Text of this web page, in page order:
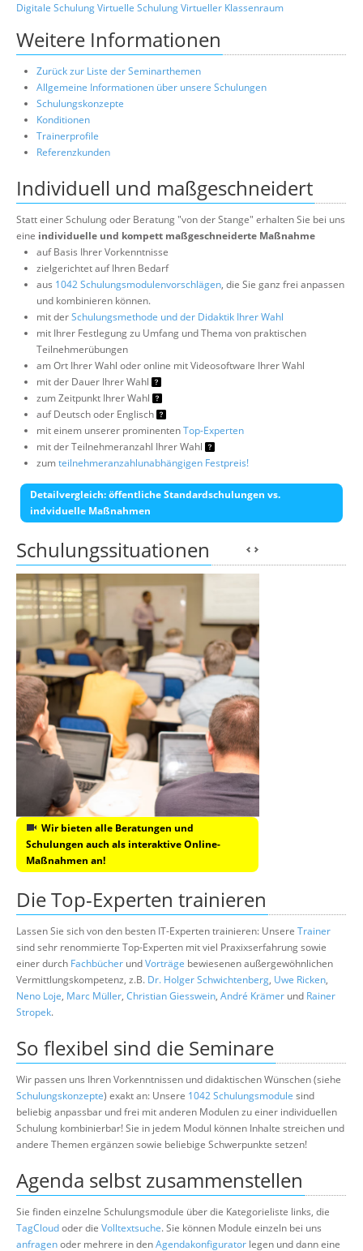
Digitale SchulungVirtuelle SchulungVirtueller Klassenraum
Weitere Informationen
Zurück zur Liste der Seminarthemen
Allgemeine Informationen über unsere Schulungen
Schulungskonzepte
Konditionen
Trainerprofile
Referenzkunden
Individuell und maßgeschneidert
Statt einer Schulung oder Beratung "von der Stange" erhalten Sie bei uns
eine individuelle und kompett maßgeschneiderte Maßnahme
auf Basis Ihrer Vorkenntnisse
zielgerichtet auf Ihren Bedarf
aus 1042 Schulungsmodulenvorschlägen, die Sie ganz frei anpassen
und kombinieren können.
mit derSchulungsmethode und der Didaktik Ihrer Wahl
mit Ihrer Festlegung zu Umfang und Thema von praktischen
Teilnehmerübungen
am Ort Ihrer Wahl oder online mit Videosoftware Ihrer Wahl
mit der Dauer Ihrer Wahl
zum Zeitpunkt Ihrer Wahl
auf Deutsch oder Englisch
mit einem unserer prominentenTop-Experten
mit der Teilnehmeranzahl Ihrer Wahl
zumteilnehmeranzahlunabhängigen Festpreis!
Detailvergleich: öffentliche Standardschulungen vs.
indviduelle Maßnahmen
Schulungssituationen
Wir bieten alle Beratungen und
Schulungen auch als interaktive Online-
Maßnahmen an!
Die Top-Experten trainieren
Lassen Sie sich von den besten IT-Experten trainieren: Unsere Trainer
sind sehr renommierte Top-Experten mit viel Praxixserfahrung sowie
einer durch Fachbücher undVorträge bewiesenen außergewöhnlichen
Vermittlungskompetenz, z.B. Dr. Holger Schwichtenberg, Uwe Ricken,
Neno Loje, Marc Müller, Christian Giesswein, André Krämer und Rainer
Stropek.
So flexibel sind die Seminare
Wir passen uns Ihren Vorkenntnissen und didaktischen Wünschen (siehe
Schulungskonzepte) exakt an: Unsere 1042 Schulungsmodule sind
beliebig anpassbar und frei mit anderen Modulen zu einer individuellen
Schulung kombinierbar! Sie in jedem Modul können Inhalte streichen und
andere Themen ergänzen sowie beliebige Schwerpunkte setzen!
Agenda selbst zusammenstellen
Sie finden einzelne Schulungsmodule über die Kategorieliste links, die
TagCloudoder die Volltextsuche. Sie können Module einzeln bei uns
anfragenoder mehrere in denAgendakonfigurator legen und dann eine